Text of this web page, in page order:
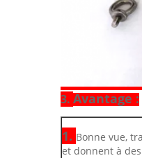
3. Avantage :
1. Bonne vue,
et donnent à